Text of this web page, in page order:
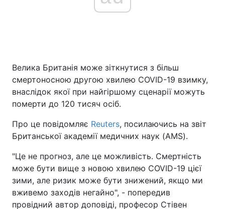
Велика Британія може зіткнутися з більш
смертоносною другою хвилею COVID-19 взимку,
внаслідок якої при найгіршому сценарії можуть
померти до 120 тисяч осіб.
Про це повідомляє Reuters, посилаючись на звіт
Британської академії медичних наук (AMS).
"Це не прогноз, але це можливість. Смертність
може бути вище з новою хвилею COVID-19 цієї
зими, але ризик може бути знижений, якщо ми
вживемо заходів негайно", - попередив
провідний автор доповіді, професор Стівен